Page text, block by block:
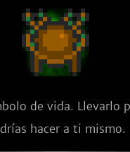
de vida. Llevarlo
hacer a ti mismo.